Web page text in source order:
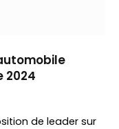
2024
de leader sur